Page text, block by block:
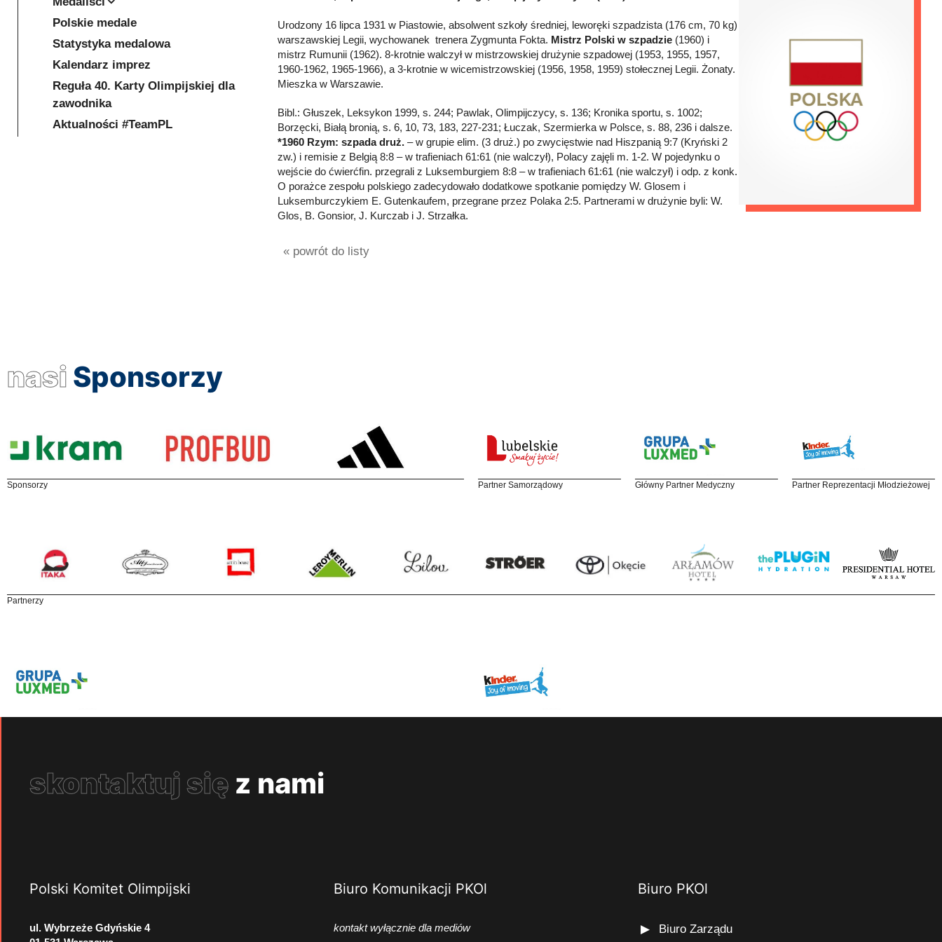
Urodzony 16 lipca 1931 w Piastowie, absolwent szkoły średniej, leworęki szpadzista (176 cm, 70 kg)
warszawskiej Legii, wychowanek trenera Zygmunta Fokta. Mistrz Polski w szpadzie (1960) i
mistrz Rumunii (1962). 8-krotnie walczył w mistrzowskiej drużynie szpadowej (1953, 1955, 1957,
1960-1962, 1965-1966), a 3-krotnie w wicemistrzowskiej (1956, 1958, 1959) stołecznej Legii. Żonaty.
Mieszka w Warszawie.
Bibl.: Głuszek, Leksykon 1999, s. 244; Pawlak, Olimpijczycy, s. 136; Kronika sportu, s. 1002;
Borzęcki, Białą bronią, s. 6, 10, 73, 183, 227-231; Łuczak, Szermierka w Polsce, s. 88, 236 i dalsze.
*1960 Rzym: szpada druż. – w grupie elim. (3 druż.) po zwycięstwie nad Hiszpanią 9:7 (Kryński 2
zw.) i remisie z Belgią 8:8 – w trafieniach 61:61 (nie walczył), Polacy zajęli m. 1-2. W pojedynku o
wejście do ćwierćfin. przegrali z Luksemburgiem 8:8 – w trafieniach 61:61 (nie walczył) i odp. z konk.
O porażce zespołu polskiego zadecydowało dodatkowe spotkanie pomiędzy W. Glosem i
Luksemburczykiem E. Gutenkaufem, przegrane przez Polaka 2:5. Partnerami w drużynie byli: W.
Glos, B. Gonsior, J. Kurczab i J. Strzałka.
« powrót do listy
Polskie medale
Statystyka medalowa
Kalendarz imprez
Reguła 40. Karty Olimpijskiej dla
zawodnika
Aktualności #TeamPL
nasi Sponsorzy
Sponsorzy Partner Samorządowy Główny Partner Medyczny Partner Reprezentacji Młodzieżowej
Partnerzy
skontaktuj się z nami
Polski Komitet Olimpijski
ul. Wybrzeże Gdyńskie 4
Biuro Komunikacji PKOl
kontakt wyłącznie dla mediów
Biuro PKOl
Biuro Zarządu